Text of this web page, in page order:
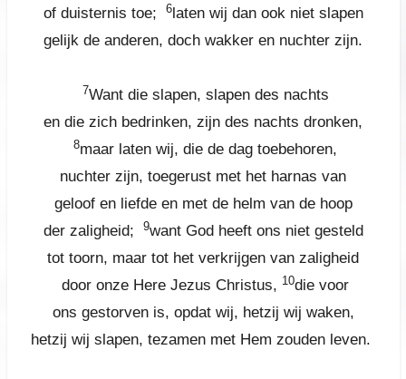
of duisternis toe;
6laten wij dan ook niet slapen
gelijk de anderen, doch wakker en nuchter zijn.
7Want die slapen, slapen des nachts
en die zich bedrinken, zijn des nachts dronken,
8maar laten wij, die de dag toebehoren,
nuchter zijn, toegerust met het harnas van
geloof en liefde en met de helm van de hoop
der zaligheid;
9want God heeft ons niet gesteld
tot toorn, maar tot het verkrijgen van zaligheid
door onze Here Jezus Christus, 10die voor
ons gestorven is, opdat wij, hetzij wij waken,
hetzij wij slapen, tezamen met Hem zouden leven.